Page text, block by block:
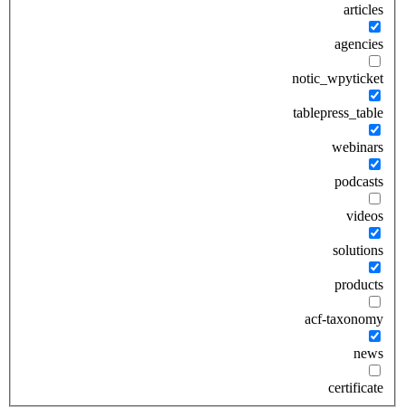
articles
agencies
notic_wpyticket
tablepress_table
webinars
podcasts
videos
solutions
products
acf-taxonomy
news
certificate